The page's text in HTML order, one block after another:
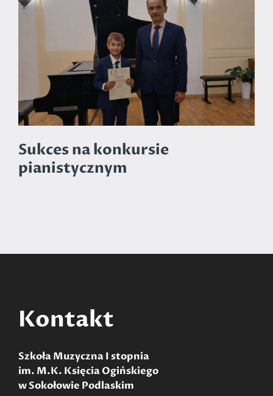
Sukces na konkursie
pianistycznym
Kontakt
Szkoła Muzyczna I stopnia
im. M.K. Księcia Ogińskiego
w Sokołowie Podlaskim